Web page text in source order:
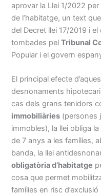
aprovar la Llei 1/2022 per
de l’habitatge, un text
del Decret llei 17/2019 i
tombades pelTribunal
Popular i el govern
El principal efecte
desnonaments
cas dels grans tenidors
immobiliàries (persones
immobles), la llei obliga
de 7 anys a les famílies,
banda, la llei
obligatòria d’habitatge
cosa que permet
famílies en risc